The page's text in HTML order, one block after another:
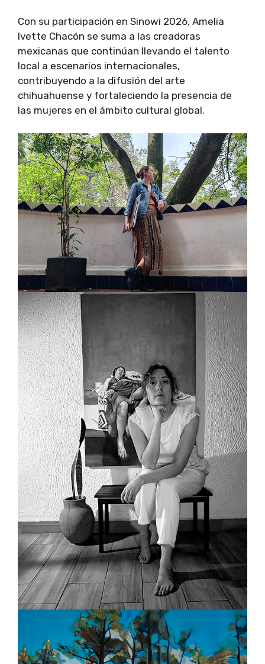
Con su participación en Sinowi 2026, Amelia
Ivette Chacón se suma a las creadoras
mexicanas que continúan llevando el talento
local a escenarios internacionales,
contribuyendo a la difusión del arte
chihuahuense y fortaleciendo la presencia de
las mujeres en el ámbito cultural global.